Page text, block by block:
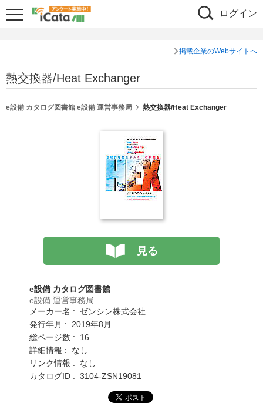
ログイン
掲載企業のWebサイトへ
熱交換器/Heat Exchanger
e設備 カタログ図書館 e設備 運営事務局 熱交換器/Heat Exchanger
見る
e設備 カタログ図書館
e設備 運営事務局
メーカー名 : ゼンシン株式会社
発行年月 : 2019年8月
総ページ数 : 16
詳細情報 : なし
リンク情報 : なし
カタログID : 3104-ZSN19081